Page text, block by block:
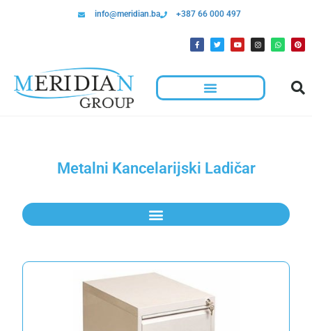
info@meridian.ba +387 66 000 497
Metalni Kancelarijski Ladičar